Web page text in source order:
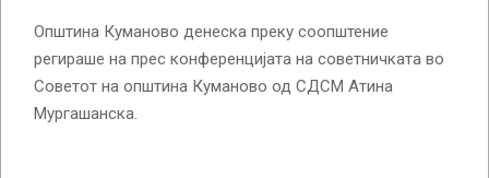
Општина Куманово денеска преку соопштение
регираше на прес конференцијата на советничката во
Советот на општина Куманово од СДСМ Атина
Мургашанска.